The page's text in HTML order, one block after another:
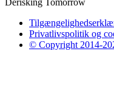
Privatlivspolitik og
© Copyright 2014-